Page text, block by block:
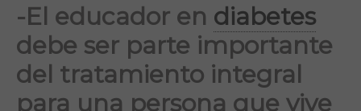
-El educador en diabetes
debe ser parte importante
del tratamiento integral
para una persona que vive